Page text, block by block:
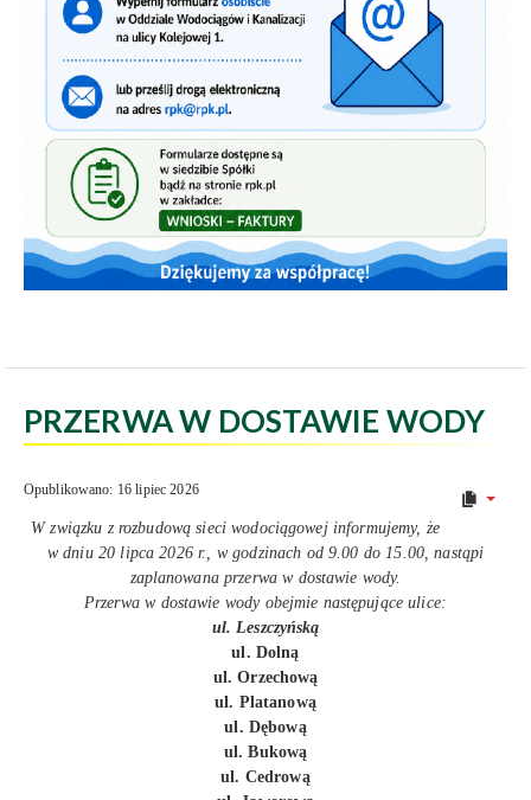
PRZERWA W DOSTAWIE WODY
Opublikowano: 16 lipiec 2026
W związku z rozbudową sieci wodociągowej informujemy, że
w dniu 20 lipca 2026 r., w godzinach od 9.00 do 15.00, nastąpi
zaplanowana przerwa w dostawie wody.
Przerwa w dostawie wody obejmie następujące ulice:
ul. Leszczyńską
ul. Dolną
ul. Orzechową
ul. Platanową
ul. Dębową
ul. Bukową
ul. Cedrową